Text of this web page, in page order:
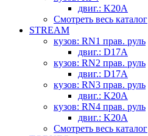
двиг.: K20A
Смотреть весь каталог
STREAM
кузов: RN1 прав. руль
двиг.: D17A
кузов: RN2 прав. руль
двиг.: D17A
кузов: RN3 прав. руль
двиг.: K20A
кузов: RN4 прав. руль
двиг.: K20A
Смотреть весь каталог